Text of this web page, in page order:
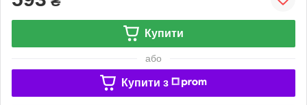
Купити
або
Купити з